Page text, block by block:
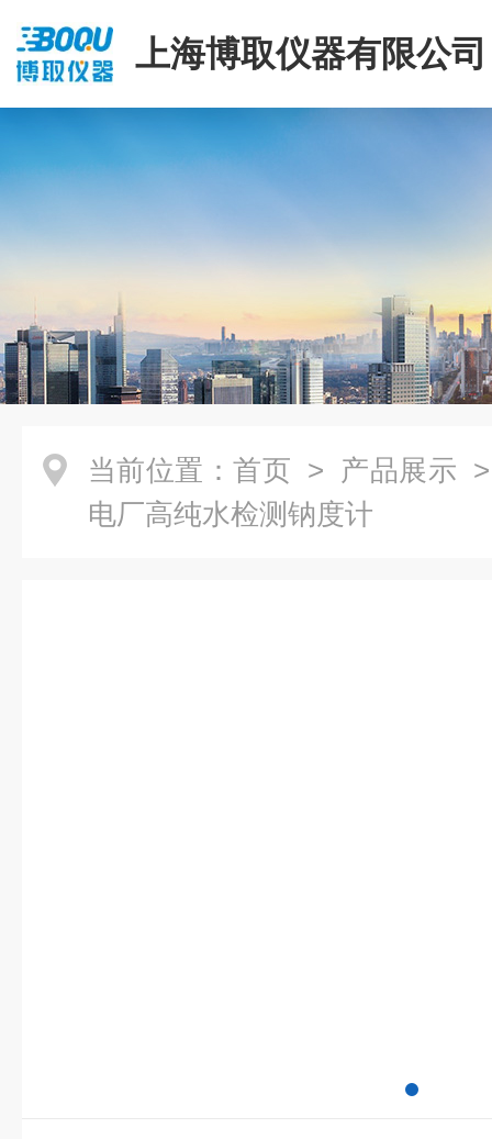
上海博取仪器有限公司
当前位置： 首页 > 产品展示
电厂高纯水检测钠度计